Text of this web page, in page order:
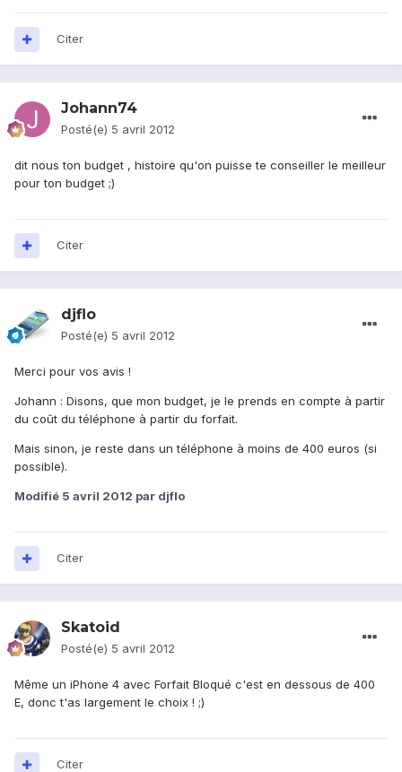
Citer
Johann74
Posté(e) 5 avril 2012
dit nous ton budget , histoire qu'on puisse te conseiller le meilleur
pour ton budget ;)
Citer
djflo
Posté(e) 5 avril 2012
Merci pour vos avis !
Johann : Disons, que mon budget, je le prends en compte à partir
du coût du téléphone à partir du forfait.
Mais sinon, je reste dans un téléphone à moins de 400 euros (si
possible).
Modifié 5 avril 2012 par djflo
Citer
Skatoid
Posté(e) 5 avril 2012
Même un iPhone 4 avec Forfait Bloqué c'est en dessous de 400
E, donc t'as largement le choix ! ;)
Citer